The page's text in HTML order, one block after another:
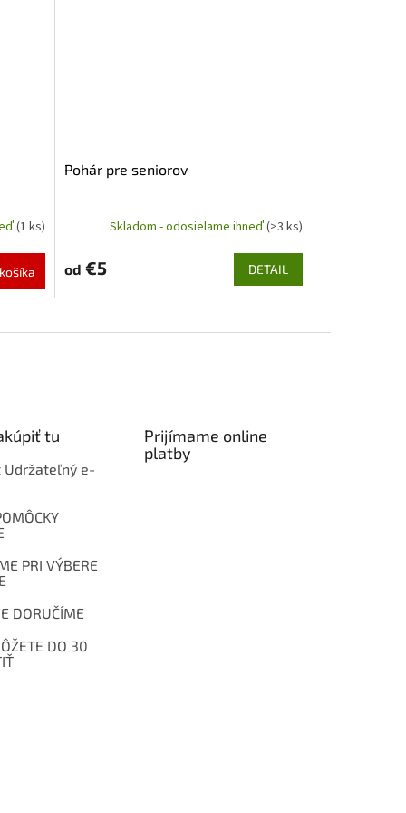
(1 ks)
Pohár pre seniorov
Skladom - odosielame ihneď(>3 ks)
od €5 DETAIL
tu
Udržateľný e-
PRI VÝBERE
DORUČÍME
DO 30
Prijímame online
platby